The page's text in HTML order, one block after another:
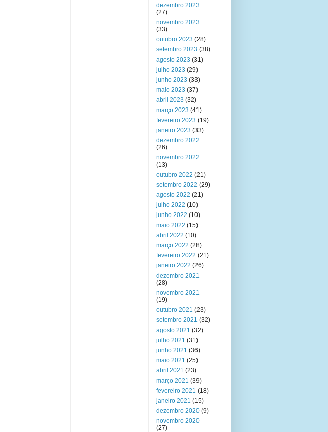
dezembro 2023
(27)
novembro 2023
(33)
outubro 2023 (28)
setembro 2023 (38)
agosto 2023 (31)
julho 2023 (29)
junho 2023 (33)
maio 2023 (37)
abril 2023 (32)
março 2023 (41)
fevereiro 2023 (19)
janeiro 2023 (33)
dezembro 2022
(26)
novembro 2022
(13)
outubro 2022 (21)
setembro 2022 (29)
agosto 2022 (21)
julho 2022 (10)
junho 2022 (10)
maio 2022 (15)
abril 2022 (10)
março 2022 (28)
fevereiro 2022 (21)
janeiro 2022 (26)
dezembro 2021
(28)
novembro 2021
(19)
outubro 2021 (23)
setembro 2021 (32)
agosto 2021 (32)
julho 2021 (31)
junho 2021 (36)
maio 2021 (25)
abril 2021 (23)
março 2021 (39)
fevereiro 2021 (18)
janeiro 2021 (15)
dezembro 2020 (9)
novembro 2020
(27)